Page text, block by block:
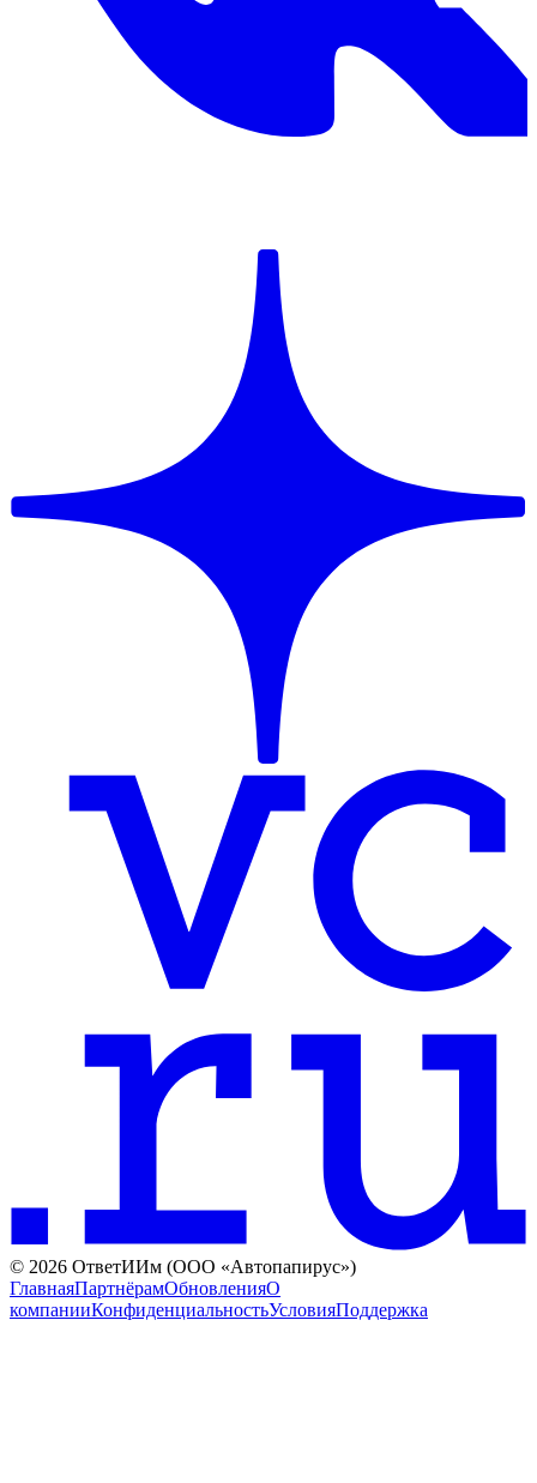
© 2026 ОтветИИм (ООО «Автопапирус»)
ГлавнаяПартнёрамОбновленияО
компанииКонфиденциальностьУсловияПоддержка